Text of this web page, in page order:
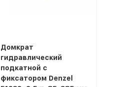
Домкрат
гидравлический
подкатной с
фиксатором Denzel